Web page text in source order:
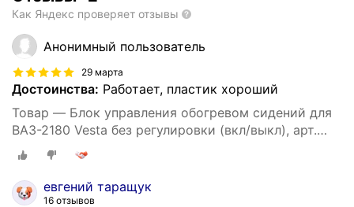
Как Яндекс проверяет отзывы
Анонимный пользователь
29 марта
Достоинства: Работает, пластик хороший
Товар — Блок управления обогревом сидений для
ВАЗ-2180 Vesta без регулировки (вкл/выкл), арт.
8450031049
евгений таращук
16 отзывов